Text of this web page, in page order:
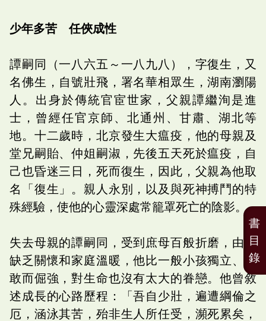
少年多苦 任俠成性
譚嗣同（一八六五～一八九八），字復生，又
名佛生，自號壯飛，署名華相眾生，湖南瀏陽
人。出身於傳統官宦世家，父親譚繼洵是進
士，曾經任官京師、北通州、甘肅、湖北等
地。十二歲時，北京發生大瘟疫，他的母親及
堂兄嗣貽、仲姐嗣淑，先後五天死於瘟疫，自
己也昏迷三日，死而復生，因此，父親為他取
名「復生」。親人永別，以及與死神搏鬥的特
殊經驗，使他的心靈深處常籠罩死亡的陰影。
失去母親的譚嗣同，受到庶母百般折磨，由於
缺乏關懷和家庭溫暖，他比一般小孩獨立、勇
敢而倔強，對生命也沒有太大的眷戀。他曾敘
述成長的心路歷程：「吾自少壯，遍遭綱倫之
厄，涵泳其苦，殆非生人所任受，瀕死累矣，
書
目
錄